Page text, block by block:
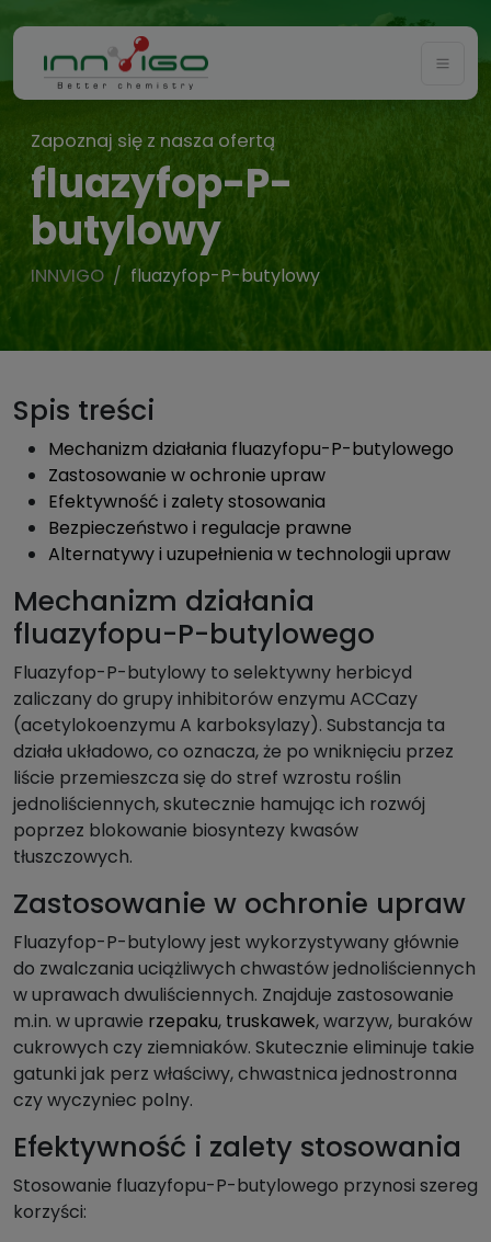
Zapoznaj się z nasza ofertą
fluazyfop-P-
butylowy
INNVIGO fluazyfop-P-butylowy
Spis treści
Mechanizm działania fluazyfopu-P-butylowego
Zastosowanie w ochronie upraw
Efektywność i zalety stosowania
Bezpieczeństwo i regulacje prawne
Alternatywy i uzupełnienia w technologii upraw
Mechanizm działania
fluazyfopu-P-butylowego
Fluazyfop-P-butylowy to selektywny herbicyd
zaliczany do grupy inhibitorów enzymu ACCazy
(acetylokoenzymu A karboksylazy). Substancja ta
działa układowo, co oznacza, że po wniknięciu przez
liście przemieszcza się do stref wzrostu roślin
jednoliściennych, skutecznie hamując ich rozwój
poprzez blokowanie biosyntezy kwasów
tłuszczowych.
Zastosowanie w ochronie upraw
Fluazyfop-P-butylowy jest wykorzystywany głównie
do zwalczania uciążliwych chwastów jednoliściennych
w uprawach dwuliściennych. Znajduje zastosowanie
m.in. w uprawie rzepaku, truskawek, warzyw, buraków
cukrowych czy ziemniaków. Skutecznie eliminuje takie
gatunki jak perz właściwy, chwastnica jednostronna
czy wyczyniec polny.
Efektywność i zalety stosowania
Stosowanie fluazyfopu-P-butylowego przynosi szereg
korzyści: